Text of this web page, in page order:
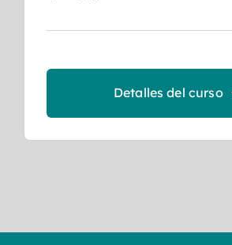
Detalles del curso